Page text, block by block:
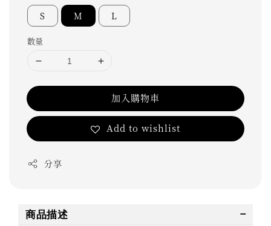
S M L
數量
加入購物車
Add to wishlist
分享
商品描述